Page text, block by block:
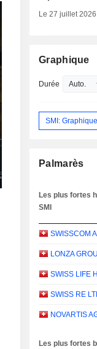
Le 27 juillet
Graphique
Durée
SMI:
Palmarès
Les plus fortes
SMI
SWISSCOM
LONZA
SWISS RE
NOVARTIS
Les plus fortes